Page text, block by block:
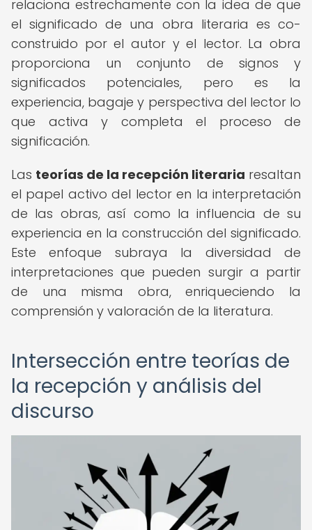
relaciona estrechamente con la idea de que
el significado de una obra literaria es co-
construido por el autor y el lector. La obra
proporciona un conjunto de signos y
significados potenciales, pero es la
experiencia, bagaje y perspectiva del lector lo
que activa y completa el proceso de
significación.
Las teorías de la recepción literaria resaltan
el papel activo del lector en la interpretación
de las obras, así como la influencia de su
experiencia en la construcción del significado.
Este enfoque subraya la diversidad de
interpretaciones que pueden surgir a partir
de una misma obra, enriqueciendo la
comprensión y valoración de la literatura.
Intersección entre teorías de
la recepción y análisis del
discurso